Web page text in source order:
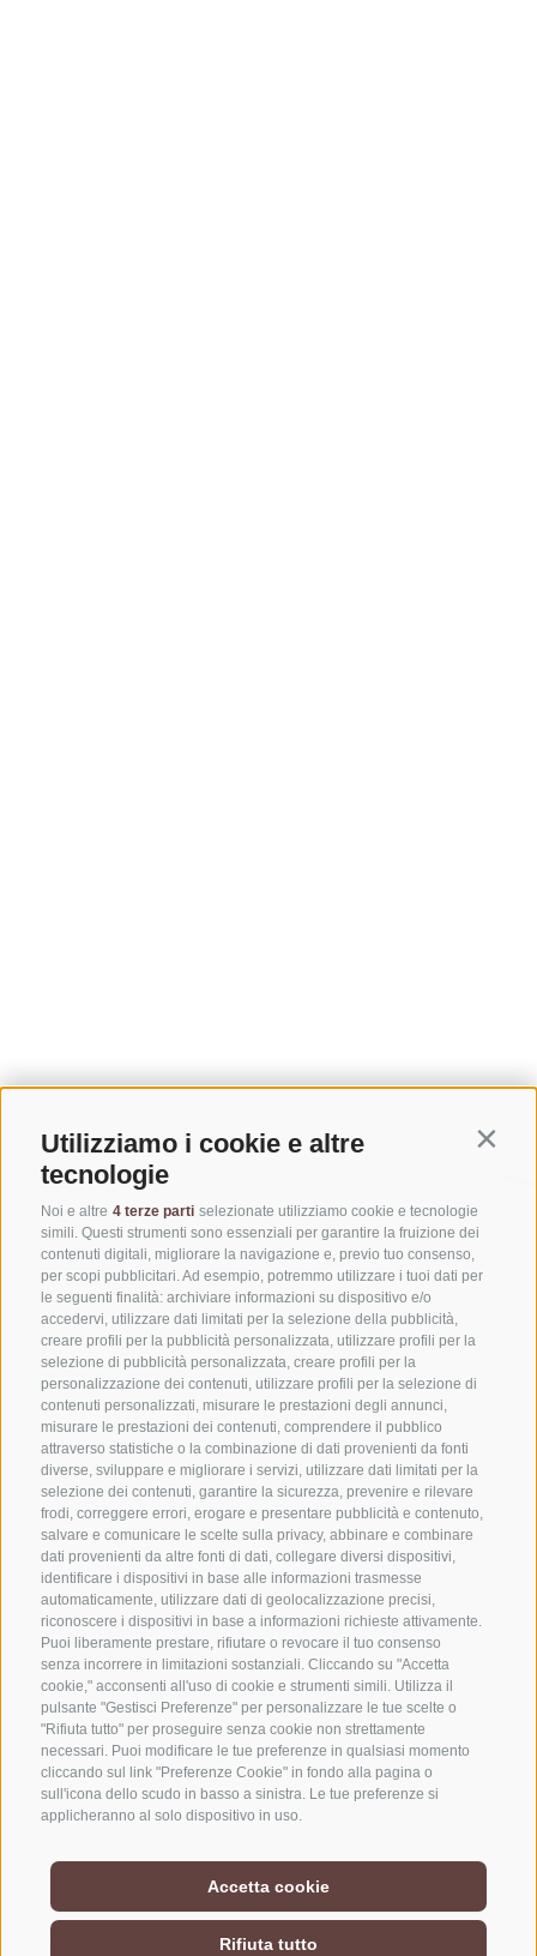
Utilizziamo i cookie e altre
tecnologie
Noi e altre 4 terze parti selezionate utilizziamo cookie e tecnologie
simili. Questi strumenti sono essenziali per garantire la fruizione dei
contenuti digitali, migliorare la navigazione e, previo tuo consenso,
per scopi pubblicitari. Ad esempio, potremmo utilizzare i tuoi dati per
le seguenti finalità: archiviare informazioni su dispositivo e/o
accedervi, utilizzare dati limitati per la selezione della pubblicità,
creare profili per la pubblicità personalizzata, utilizzare profili per la
selezione di pubblicità personalizzata, creare profili per la
personalizzazione dei contenuti, utilizzare profili per la selezione di
contenuti personalizzati, misurare le prestazioni degli annunci,
misurare le prestazioni dei contenuti, comprendere il pubblico
attraverso statistiche o la combinazione di dati provenienti da fonti
diverse, sviluppare e migliorare i servizi, utilizzare dati limitati per la
selezione dei contenuti, garantire la sicurezza, prevenire e rilevare
frodi, correggere errori, erogare e presentare pubblicità e contenuto,
salvare e comunicare le scelte sulla privacy, abbinare e combinare
dati provenienti da altre fonti di dati, collegare diversi dispositivi,
identificare i dispositivi in base alle informazioni trasmesse
automaticamente, utilizzare dati di geolocalizzazione precisi,
riconoscere i dispositivi in base a informazioni richieste attivamente.
Puoi liberamente prestare, rifiutare o revocare il tuo consenso
senza incorrere in limitazioni sostanziali. Cliccando su "Accetta
cookie," acconsenti all'uso di cookie e strumenti simili. Utilizza il
pulsante "Gestisci Preferenze" per personalizzare le tue scelte o
"Rifiuta tutto" per proseguire senza cookie non strettamente
necessari. Puoi modificare le tue preferenze in qualsiasi momento
cliccando sul link "Preferenze Cookie" in fondo alla pagina o
sull'icona dello scudo in basso a sinistra. Le tue preferenze si
applicheranno al solo dispositivo in uso.
Accetta cookie
Rifiuta tutto
CONTATTACI
+39 0472 765325
info@vipiteno.com
NEWSLETTER
Rimani aggiornato sulle nostre offerte
Registrati
PREFERENZE COOKIES